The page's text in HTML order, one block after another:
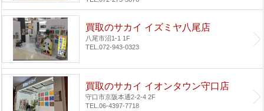
買取のサカイ イズミヤ八尾店
八尾市沼1-1 1F
TEL.072-943-0323
買取のサカイ イオンタウン守口店
守口市京阪本通2-2-4 2F
TEL.06-4397-7718